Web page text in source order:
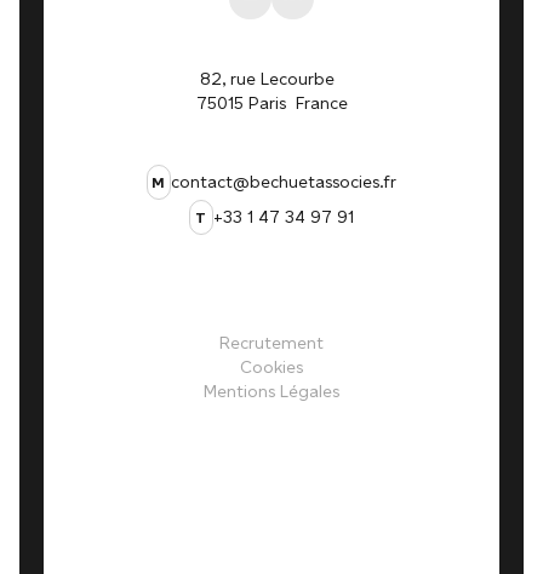
82, rue Lecourbe
75015 Paris France
M contact@bechuetassocies.fr
T +33 1 47 34 97 91
Recrutement
Cookies
Mentions Légales